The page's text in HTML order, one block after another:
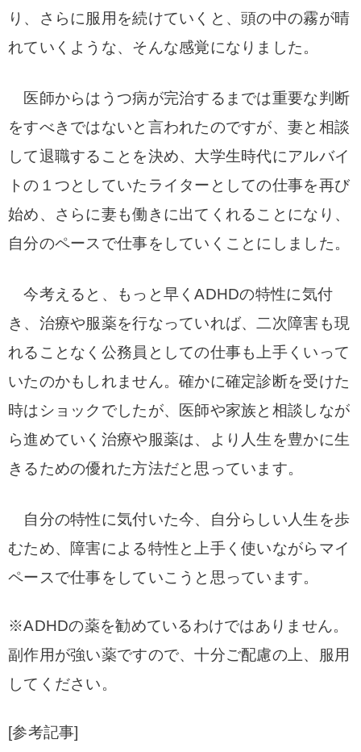
り、さらに服用を続けていくと、頭の中の霧が晴
れていくような、そんな感覚になりました。
医師からはうつ病が完治するまでは重要な判断
をすべきではないと言われたのですが、妻と相談
して退職することを決め、大学生時代にアルバイ
トの１つとしていたライターとしての仕事を再び
始め、さらに妻も働きに出てくれることになり、
自分のペースで仕事をしていくことにしました。
今考えると、もっと早くADHDの特性に気付
き、治療や服薬を行なっていれば、二次障害も現
れることなく公務員としての仕事も上手くいって
いたのかもしれません。確かに確定診断を受けた
時はショックでしたが、医師や家族と相談しなが
ら進めていく治療や服薬は、より人生を豊かに生
きるための優れた方法だと思っています。
自分の特性に気付いた今、自分らしい人生を歩
むため、障害による特性と上手く使いながらマイ
ペースで仕事をしていこうと思っています。
※ADHDの薬を勧めているわけではありません。
副作用が強い薬ですので、十分ご配慮の上、服用
してください。
[参考記事]